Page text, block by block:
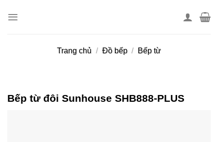
Trang chủ / Đồ bếp / Bếp từ
Bếp từ đôi Sunhouse SHB888-PLUS